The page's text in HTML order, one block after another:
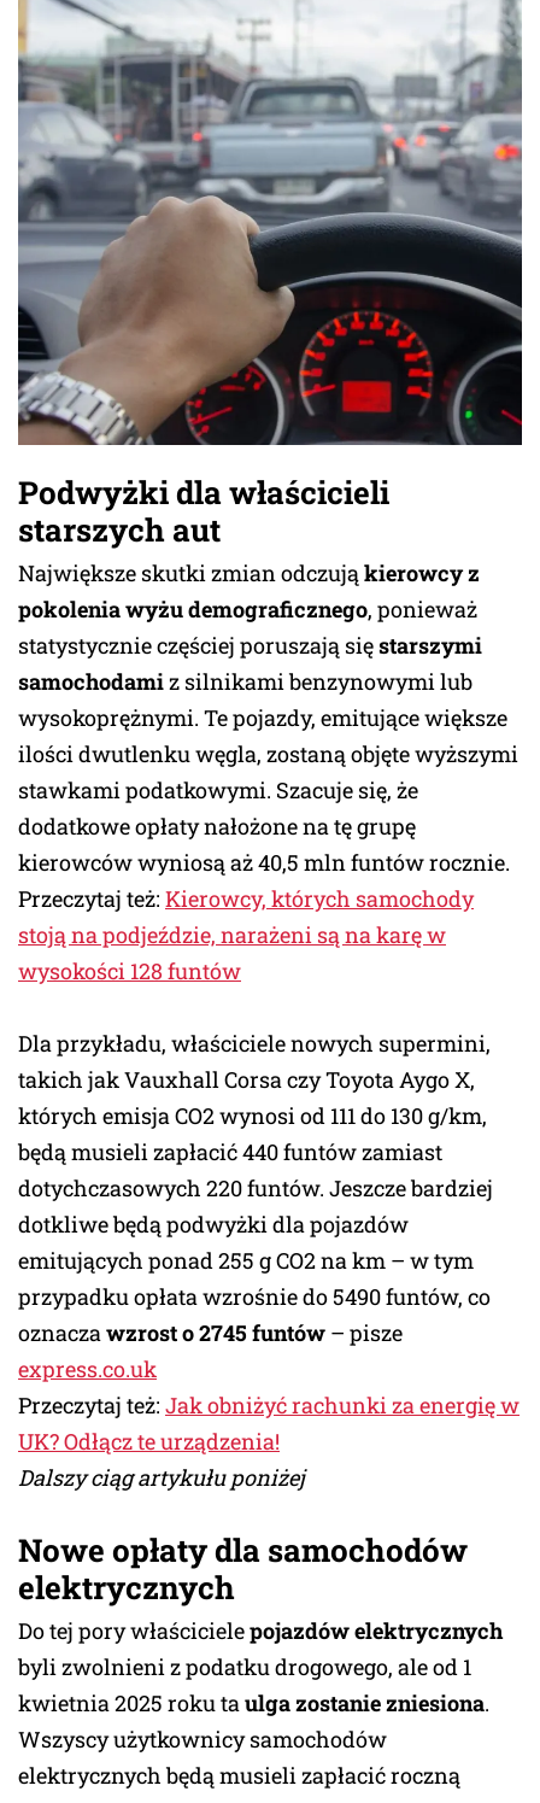
Podwyżki dla właścicieli
starszych aut
Największe skutki zmian odczująkierowcy z
pokolenia wyżu demograficznego, ponieważ
statystycznie częściej poruszają sięstarszymi
samochodamiz silnikami benzynowymi lub
wysokoprężnymi. Te pojazdy, emitujące większe
ilości dwutlenku węgla, zostaną objęte wyższymi
stawkami podatkowymi. Szacuje się, że
dodatkowe opłaty nałożone na tę grupę
kierowców wyniosą aż 40,5 mln funtów rocznie.
Przeczytaj też: Kierowcy, których samochody
stoją na podjeździe, narażeni są na karę w
wysokości 128 funtów
Dla przykładu, właściciele nowych supermini,
takich jak Vauxhall Corsa czy Toyota Aygo X,
których emisja CO2 wynosi od 111 do 130 g/km,
będą musieli zapłacić 440 funtów zamiast
dotychczasowych 220 funtów. Jeszcze bardziej
dotkliwe będą podwyżki dla pojazdów
emitujących ponad 255 g CO2 na km – w tym
przypadku opłata wzrośnie do 5490 funtów, co
oznaczawzrost o 2745 funtów – pisze
express.co.uk
Przeczytaj też: Jak obniżyć rachunki za energię w
UK? Odłącz te urządzenia!
Dalszy ciąg artykułu poniżej
Nowe opłaty dla samochodów
elektrycznych
Do tej pory właścicielepojazdów elektrycznych
byli zwolnieni z podatku drogowego, ale od 1
kwietnia 2025 roku taulga zostanie zniesiona.
Wszyscy użytkownicy samochodów
elektrycznych będą musieli zapłacić roczną